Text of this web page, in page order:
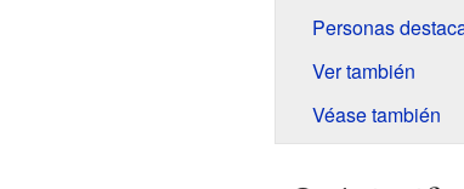
Personas
Ver también
Véase también